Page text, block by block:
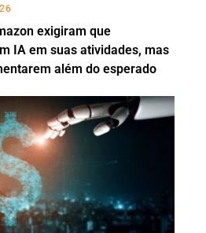
exigiram que
IA em suas atividades, mas
além do esperado